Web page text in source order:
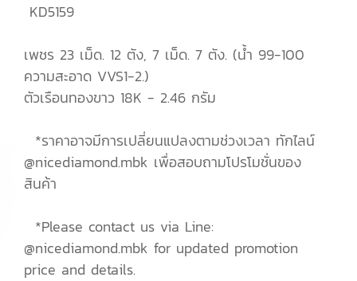
KD5159
เพชร 23 เม็ด. 12 ตัง, 7 เม็ด. 7 ตัง. (น้ำ 99-100
ความสะอาด VVS1-2.)
ตัวเรือนทองขาว 18K - 2.46 กรัม
*ราคาอาจมีการเปลี่ยนแปลงตามช่วงเวลา ทักไลน์
@nicediamond.mbk เพื่อสอบถามโปรโมชั่นของ
สินค้า
*Please contact us via Line:
@nicediamond.mbk for updated promotion
price and details.